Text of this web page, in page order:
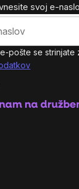
svoj e-
pošte se strinjate
na